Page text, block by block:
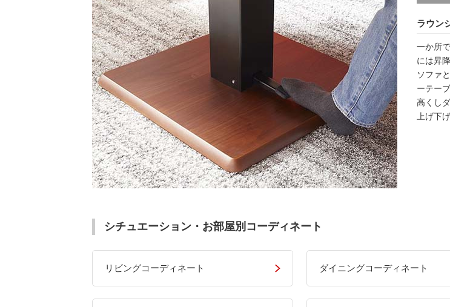
ラウン
一か所
には昇
ソファ
ーテー
高くし
上げ下
シチュエーション・お部屋別コーディネート
リビングコーディネート ダイニングコーディネート